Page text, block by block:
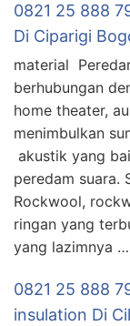
0821 25 888
Di Ciparigi
material
berhubungan
home theater,
menimbulkan
akustik yang
peredam suara.
Rockwool,
ringan yang
yang lazimnya …
0821 25 888
insulation Di